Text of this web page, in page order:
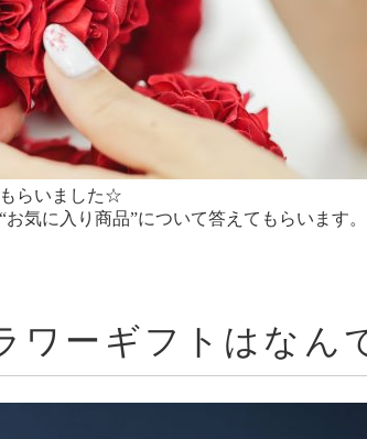
らいました☆
気に入り商品”について答えてもらいます。
ワーギフトはなん